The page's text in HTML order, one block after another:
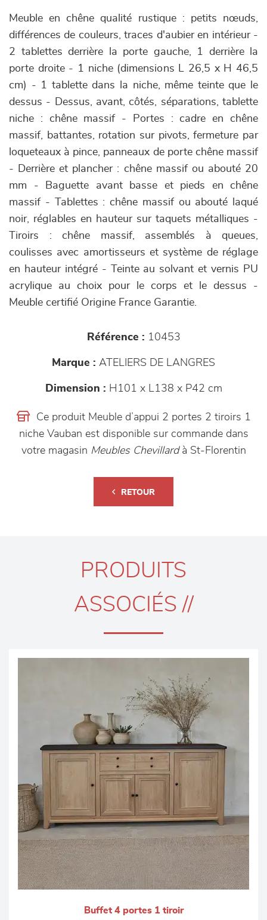
Meuble en chêne qualité rustique : petits nœuds,
différences de couleurs, traces d'aubier en intérieur -
2 tablettes derrière la porte gauche, 1 derrière la
porte droite - 1 niche (dimensions L 26,5 x H 46,5
cm) - 1 tablette dans la niche, même teinte que le
dessus - Dessus, avant, côtés, séparations, tablette
niche : chêne massif - Portes : cadre en chêne
massif, battantes, rotation sur pivots, fermeture par
loqueteaux à pince, panneaux de porte chêne massif
- Derrière et plancher : chêne massif ou abouté 20
mm - Baguette avant basse et pieds en chêne
massif - Tablettes : chêne massif ou abouté laqué
noir, réglables en hauteur sur taquets métalliques -
Tiroirs : chêne massif, assemblés à queues,
coulisses avec amortisseurs et système de réglage
en hauteur intégré - Teinte au solvant et vernis PU
acrylique au choix pour le corps et le dessus -
Meuble certifié Origine France Garantie.
Référence : 10453
Marque : ATELIERS DE LANGRES
Dimension : H101 x L138 x P42 cm
Ce produit Meuble d’appui 2 portes 2 tiroirs 1
niche Vauban est disponible sur commande dans
votre magasin Meubles Chevillardà St-Florentin
RETOUR
PRODUITS
ASSOCIÉS //
Buffet 4 portes 1 tiroir